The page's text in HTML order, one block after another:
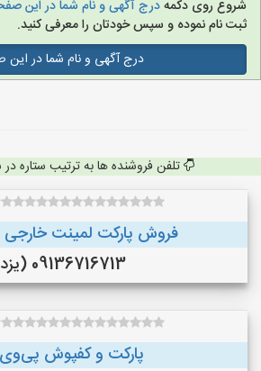
شروع روی دکمهدرج آگهی و نام شما در این
ثبت نام نموده و سپس خودتان را معرفی کنید.
درج آگهی و نام شما در
تلفن فروشنده ها به ترتیب ستاره
فروش پارکت لمینت
09136716713 (یزد)
پارکت و کفپوش